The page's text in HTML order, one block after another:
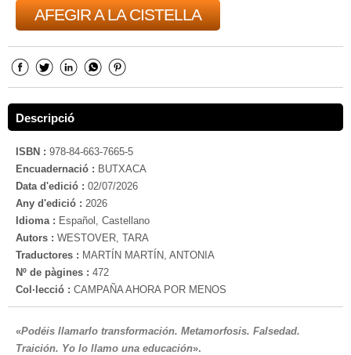
AFEGIR A LA CISTELLA
Descripció
ISBN : 978-84-663-7665-5
Encuadernació : BUTXACA
Data d'edició : 02/07/2026
Any d'edició : 2026
Idioma : Español, Castellano
Autors : WESTOVER, TARA
Traductores : MARTÍN MARTÍN, ANTONIA
Nº de pàgines : 472
Col·lecció : CAMPAÑA AHORA POR MENOS
«Podéis llamarlo transformación. Metamorfosis. Falsedad.
Traición. Yo lo llamo una educación».